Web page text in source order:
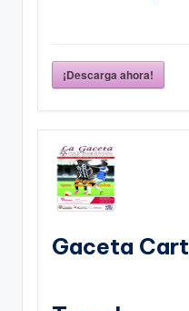
¡Descarga ahora!
Gaceta